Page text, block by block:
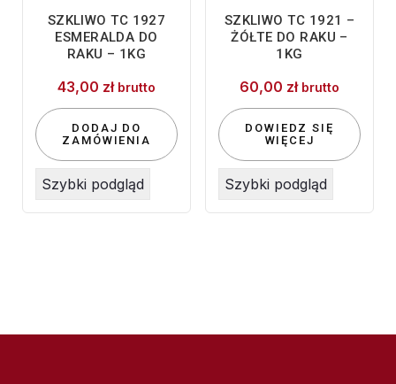
SZKLIWO TC 1927
ESMERALDA DO
RAKU – 1KG
43,00 zł brutto
DODAJ DO
ZAMÓWIENIA
Szybki podgląd
SZKLIWO TC 1921 –
ŻÓŁTE DO RAKU –
1KG
60,00 zł brutto
DOWIEDZ SIĘ
WIĘCEJ
Szybki podgląd